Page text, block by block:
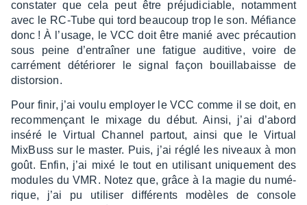
consta­ter que cela peut être préju­di­ciable, notam­ment
avec le RC-Tube qui tord beau­coup trop le son. Méfiance
donc ! À l’usage, le VCC doit être manié avec précau­tion
sous peine d’en­traî­ner une fatigue audi­tive, voire de
carré­ment dété­rio­rer le signal façon bouilla­baisse de
distor­sion.
Pour finir, j’ai voulu employer le VCC comme il se doit, en
recom­mençant le mixage du début. Ainsi, j’ai d’abord
inséré le Virtual Chan­nel partout, ainsi que le Virtual
MixBuss sur le master. Puis, j’ai réglé les niveaux à mon
goût. Enfin, j’ai mixé le tout en utili­sant unique­ment des
modules du VMR. Notez que, grâce à la magie du numé­
rique, j’ai pu utili­ser diffé­rents modèles de console